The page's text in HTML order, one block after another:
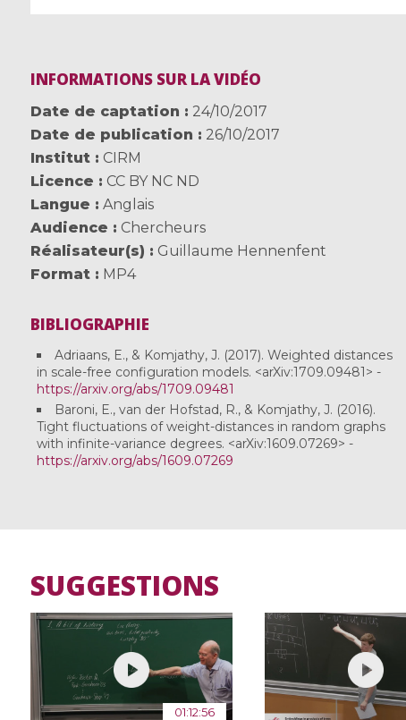
INFORMATIONS SUR LA VIDÉO
Date de captation
24/10/2017
Date de publication
26/10/2017
Institut
CIRM
Licence
CC BY NC ND
Langue
Anglais
Audience
Chercheurs
Réalisateur(s)
Guillaume Hennenfent
Format
MP4
BIBLIOGRAPHIE
Adriaans, E., & Komjathy, J. (2017). Weighted distances
in scale-free configuration models. <arXiv:1709.09481> -
https://arxiv.org/abs/1709.09481
Baroni, E., van der Hofstad, R., & Komjathy, J. (2016).
Tight fluctuations of weight-distances in random graphs
with infinite-variance degrees. <arXiv:1609.07269> -
https://arxiv.org/abs/1609.07269
SUGGESTIONS
01:12:56